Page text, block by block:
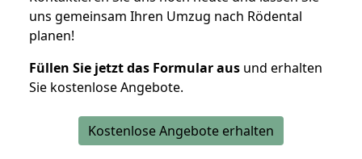
uns gemeinsam Ihren Umzug nach Rödental
planen!
Füllen Sie jetzt das Formular aus und erhalten
Sie kostenlose Angebote.
Kostenlose Angebote erhalten